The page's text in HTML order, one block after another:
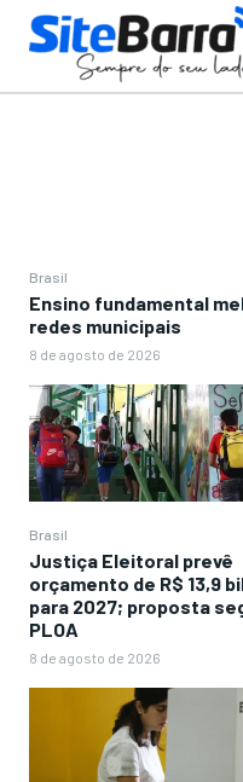
Brasil
Ensino fundamental
redes municipais
8 de agosto de 2026
Brasil
Justiça Eleitoral prevê
orçamento de R$ 13,9
para 2027; proposta
PLOA
8 de agosto de 2026